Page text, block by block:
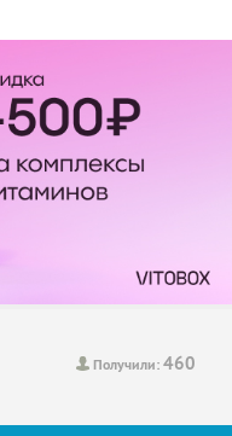
Получили:460